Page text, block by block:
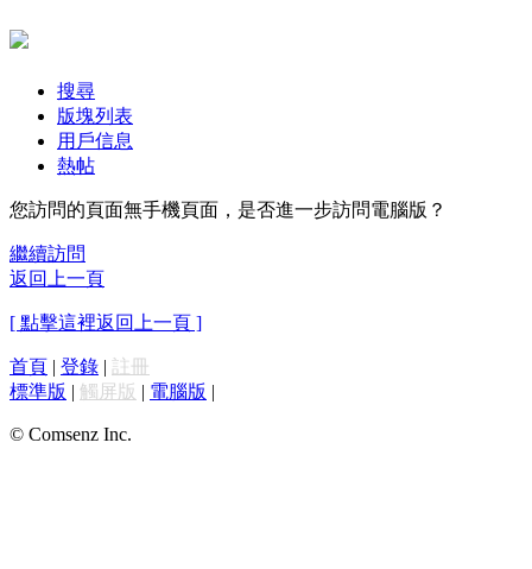
搜尋
版塊列表
用戶信息
熱帖
您訪問的頁面無手機頁面，是否進一步訪問電腦版？
繼續訪問
返回上一頁
[ 點擊這裡返回上一頁 ]
首頁 | 登錄 | 註冊
標準版 | 觸屏版 | 電腦版 |
© Comsenz Inc.